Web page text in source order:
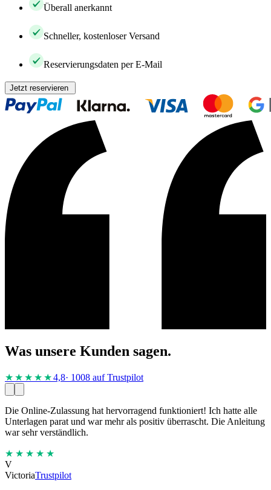
Überall anerkannt
Schneller, kostenloser Versand
Reservierungsdaten per E-Mail
Jetzt reservieren
Was unsere Kunden sagen.
★★★★ ★4,8· 1008 auf Trustpilot
Die Online-Zulassung hat hervorragend funktioniert! Ich hatte alle
Unterlagen parat und war mehr als positiv überrascht. Die Anleitung
war sehr verständlich.
★★★★★
V
VictoriaTrustpilot